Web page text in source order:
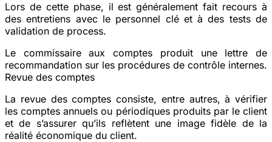
Lors de cette phase, il est généralement fait recours à
des entretiens avec le personnel clé et à des tests de
validation de process.
Le commissaire aux comptes produit une lettre de
recommandation sur les procédures de contrôle internes.
Revue des comptes
La revue des comptes consiste, entre autres, à vérifier
les comptes annuels ou périodiques produits par le client
et de s’assurer qu’ils reflètent une image fidèle de la
réalité économique du client.